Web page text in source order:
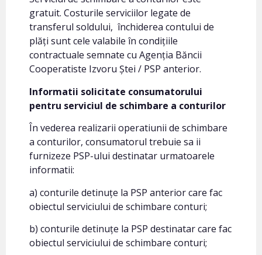
gratuit. Costurile serviciilor legate de
transferul soldului, închiderea contului de
plăți sunt cele valabile în condițiile
contractuale semnate cu Agenția Băncii
Cooperatiste Izvoru Ștei / PSP anterior.
Informatii solicitate consumatorului
pentru serviciul de schimbare a conturilor
În vederea realizarii operatiunii de schimbare
a conturilor, consumatorul trebuie sa ii
furnizeze PSP-ului destinatar urmatoarele
informatii:
a) conturile detinuțe la PSP anterior care fac
obiectul serviciului de schimbare conturi;
b) conturile detinuțe la PSP destinatar care fac
obiectul serviciului de schimbare conturi;